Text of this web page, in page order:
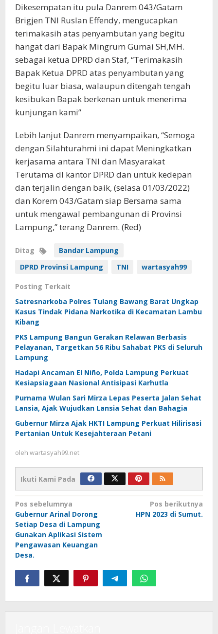
Dikesempatan itu pula Danrem 043/Gatam
Brigjen TNI Ruslan Effendy, mengucapkan
terimakasih atas penyambutan yang begitu
hangat dari Bapak Mingrum Gumai SH,MH.
sebagai ketua DPRD dan Staf, “Terimakasih
Bapak Ketua DPRD atas penyambutan yang
begitu luar biasa, walaupun ditengah tengah
kesibukan Bapak berkenan untuk menerima
kunjungan kami”
Lebih lanjut Danrem menyampaikan, “Semoga
dengan Silahturahmi ini dapat Meningkatkan
kerjasama antara TNI dan Masyarakat
Terutama dI kantor DPRD dan untuk kedepan
dan terjalin dengan baik, (selasa 01/03/2022)
dan Korem 043/Gatam siap Bersama sama
untuk mengawal pembangunan di Provinsi
Lampung,” terang Danrem. (Red)
Ditag
Bandar Lampung
DPRD Provinsi Lampung
TNI wartasyah99
Posting Terkait
Satresnarkoba Polres Tulang Bawang Barat Ungkap
Kasus Tindak Pidana Narkotika di Kecamatan Lambu
Kibang
PKS Lampung Bangun Gerakan Relawan Berbasis
Pelayanan, Targetkan 56 Ribu Sahabat PKS di Seluruh
Lampung
Hadapi Ancaman El Niño, Polda Lampung Perkuat
Kesiapsiagaan Nasional Antisipasi Karhutla
Purnama Wulan Sari Mirza Lepas Peserta Jalan Sehat
Lansia, Ajak Wujudkan Lansia Sehat dan Bahagia
Gubernur Mirza Ajak HKTI Lampung Perkuat Hilirisasi
Pertanian Untuk Kesejahteraan Petani
oleh wartasyah99.net
Ikuti Kami Pada
Navigasi
pos
Pos sebelumnya
Gubernur Arinal Dorong
Setiap Desa di Lampung
Gunakan Aplikasi Sistem
Pengawasan Keuangan
Desa.
Pos berikutnya
HPN 2023 di Sumut.